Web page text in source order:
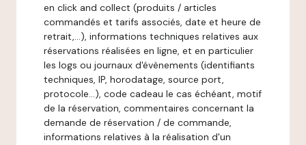
en click and collect (produits / articles
commandés et tarifs associés, date et heure de
retrait,…), informations techniques relatives aux
réservations réalisées en ligne, et en particulier
les logs ou journaux d'évènements (identifiants
techniques, IP, horodatage, source port,
protocole…), code cadeau le cas échéant, motif
de la réservation, commentaires concernant la
demande de réservation / de commande,
informations relatives à la réalisation d'un